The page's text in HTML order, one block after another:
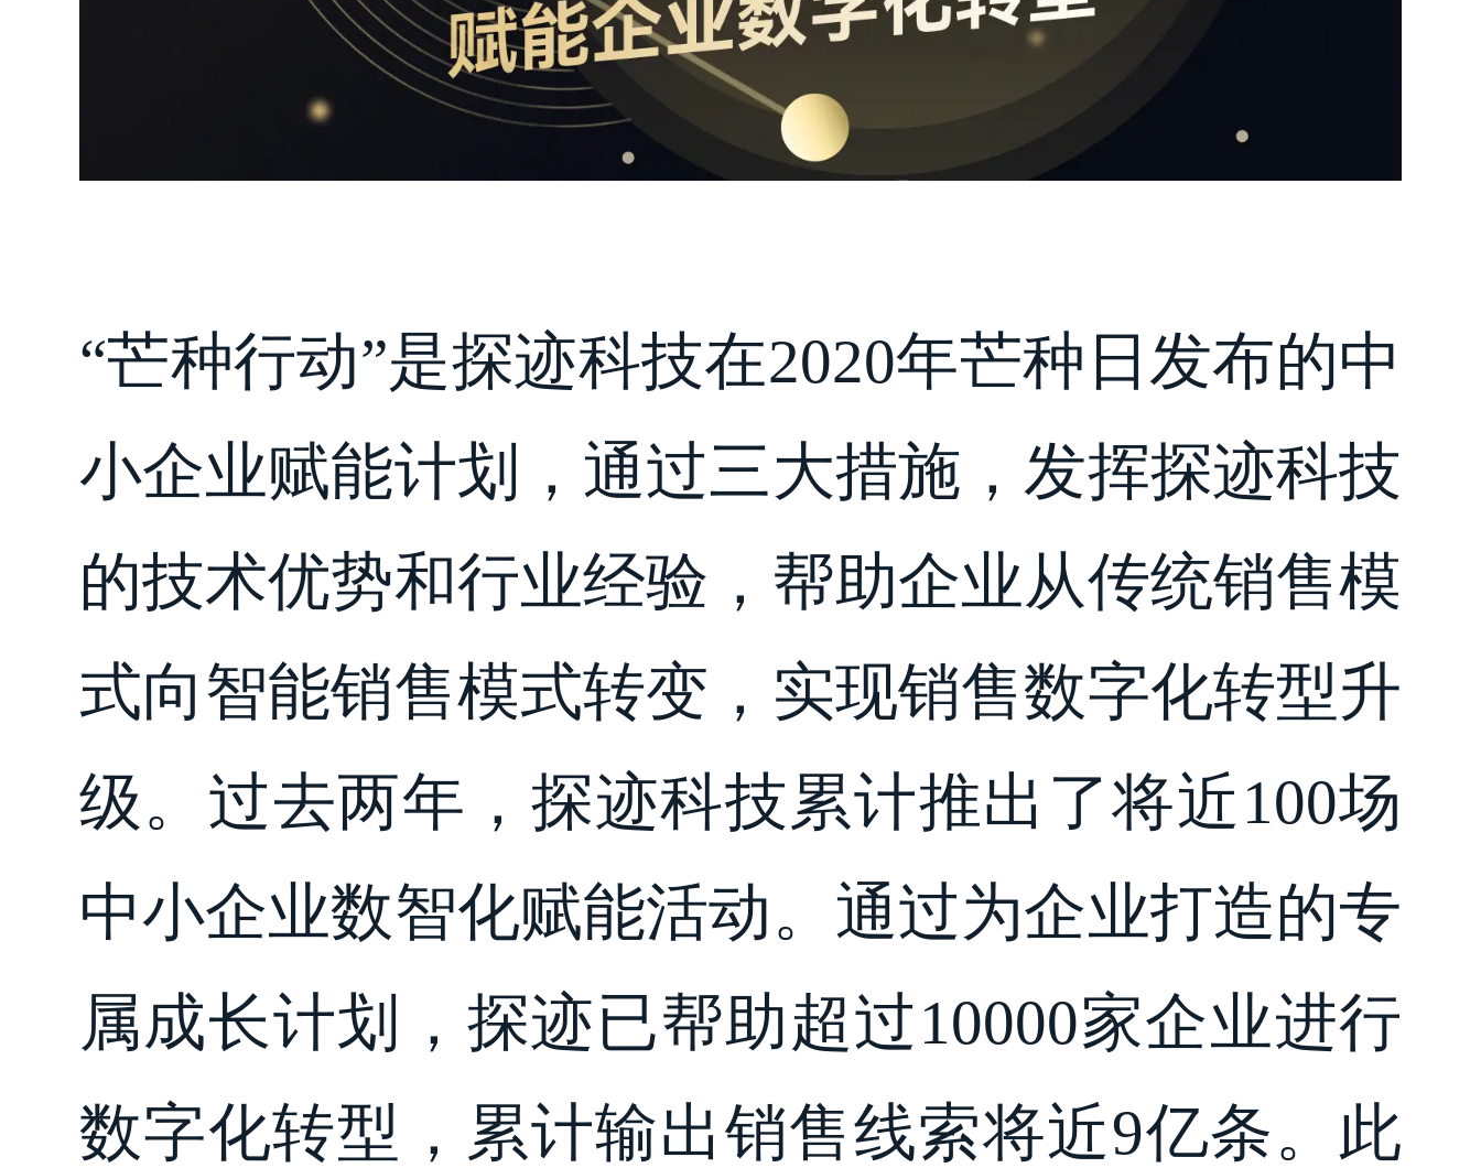
“芒种行动”是探迹科技在2020年芒种日发布的中
小企业赋能计划，通过三大措施，发挥探迹科技
的技术优势和行业经验，帮助企业从传统销售模
式向智能销售模式转变，实现销售数字化转型升
级。过去两年，探迹科技累计推出了将近100场
中小企业数智化赋能活动。通过为企业打造的专
属成长计划，探迹已帮助超过10000家企业进行
数字化转型，累计输出销售线索将近9亿条。此